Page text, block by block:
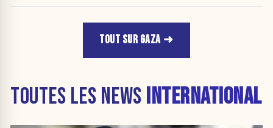
TOUT SUR GAZA
TOUTES LES NEWS INTERNATIONAL